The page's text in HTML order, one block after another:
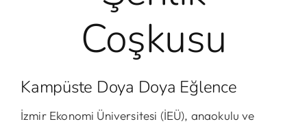
Coşkusu
Kampüste Doya Doya Eğlence
İzmir Ekonomi Üniversitesi (İEÜ), anaokulu ve